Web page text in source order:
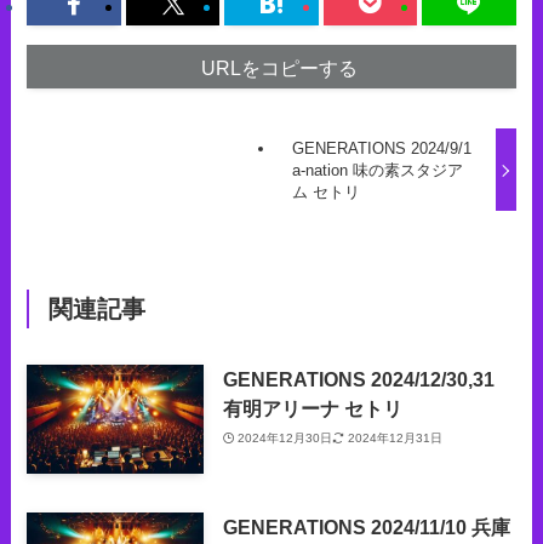
URLをコピーする
GENERATIONS 2024/9/1
a-nation 味の素スタジア
ム セトリ
関連記事
GENERATIONS 2024/12/30,31
有明アリーナ セトリ
2024年12月30日 2024年12月31日
GENERATIONS 2024/11/10 兵庫